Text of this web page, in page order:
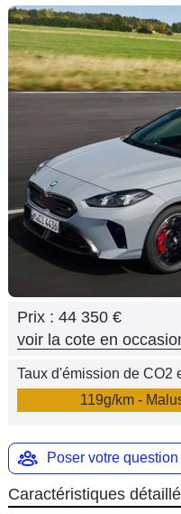
Electriques
Utilitaires
Services
Forum
Marques
Prix : 44 350 €
voir la cote en
Taux d'émission de CO2
119g/km -
Poser votre
Caractéristiques